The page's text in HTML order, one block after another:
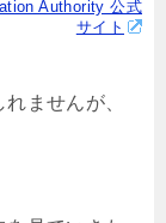
Authority 公式
サイト
ませんが、